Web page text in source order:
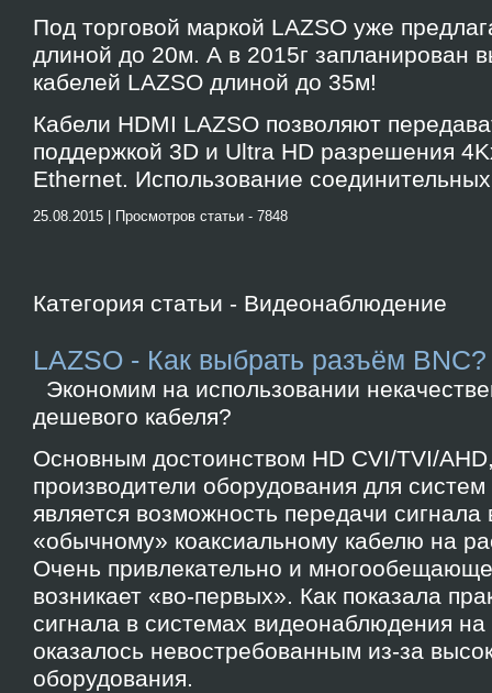
Под торговой маркой LAZSO уже
длиной до 20м. А в 2015г запланирован
кабелей LAZSO длиной до 35м!
Кабели HDMI LAZSO позволяют
поддержкой 3D и Ultra HD разрешения
Ethernet. Использование
25.08.2015 | Просмотров статьи - 7848
Категория статьи - Видеонаблюдение
LAZSO - Как выбрать разъём BNC?
Экономим на использовании
дешевого кабеля?
Основным достоинством HD CVI/TVI/
производители оборудования для
является возможность передачи сигнала
«обычному» коаксиальному кабелю на
Очень привлекательно и
возникает «во-первых». Как показала
сигнала в системах видеонаблюдения
оказалось невостребованным из-за
оборудования.